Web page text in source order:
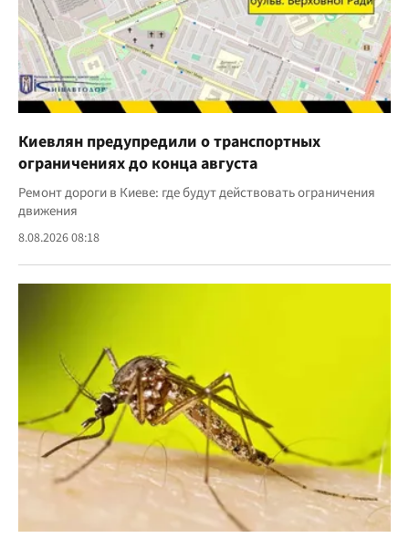
Киевлян предупредили о транспортных
ограничениях до конца августа
Ремонт дороги в Киеве: где будут действовать ограничения
движения
8.08.2026 08:18